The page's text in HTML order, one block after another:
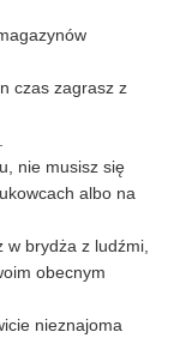
czas zagrasz z
nie musisz się
albo na
brydża z ludźmi,
obecnym
nieznajoma